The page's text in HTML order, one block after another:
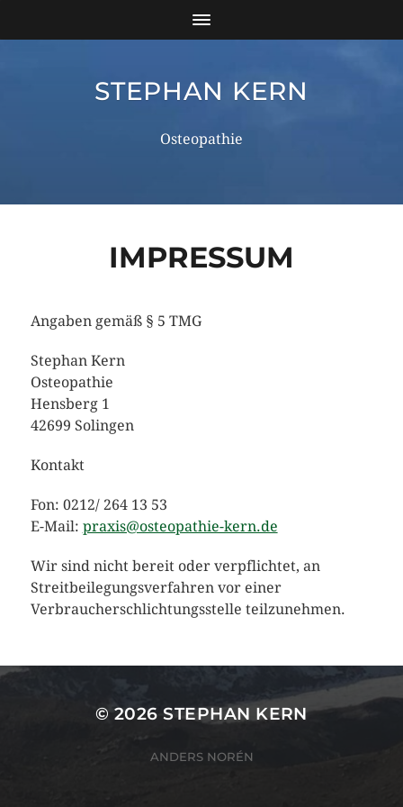
STEPHAN KERN
Osteopathie
IMPRESSUM
Angaben gemäß § 5 TMG
Stephan Kern
Osteopathie
Hensberg 1
42699 Solingen
Kontakt
Fon: 0212/ 264 13 53
E-Mail: praxis@osteopathie-kern.de
Wir sind nicht bereit oder verpflichtet, an
Streitbeilegungsverfahren vor einer
Verbraucherschlichtungsstelle teilzunehmen.
© 2026STEPHAN KERN
ANDERS NORÉN